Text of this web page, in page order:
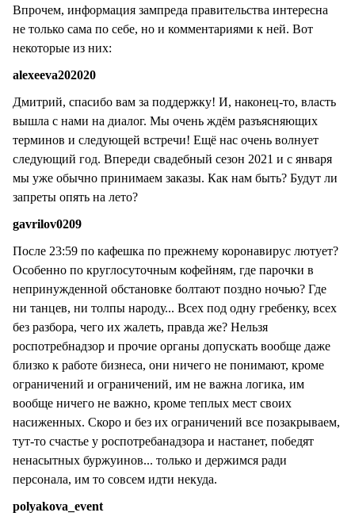
Впрочем, информация зампреда правительства интересна
не только сама по себе, но и комментариями к ней. Вот
некоторые из них:
alexeeva202020
Дмитрий, спасибо вам за поддержку! И, наконец-то, власть
вышла с нами на диалог. Мы очень ждём разъясняющих
терминов и следующей встречи! Ещё нас очень волнует
следующий год. Впереди свадебный сезон 2021 и с января
мы уже обычно принимаем заказы. Как нам быть? Будут ли
запреты опять на лето?
gavrilov0209
После 23:59 по кафешка по прежнему коронавирус лютует?
Особенно по круглосуточным кофейням, где парочки в
непринужденной обстановке болтают поздно ночью? Где
ни танцев, ни толпы народу... Всех под одну гребенку, всех
без разбора, чего их жалеть, правда же? Нельзя
роспотребнадзор и прочие органы допускать вообще даже
близко к работе бизнеса, они ничего не понимают, кроме
ограничений и ограничений, им не важна логика, им
вообще ничего не важно, кроме теплых мест своих
насиженных. Скоро и без их ограничений все позакрываем,
тут-то счастье у роспотребанадзора и настанет, победят
ненасытных буржуинов... только и держимся ради
персонала, им то совсем идти некуда.
polyakova_event